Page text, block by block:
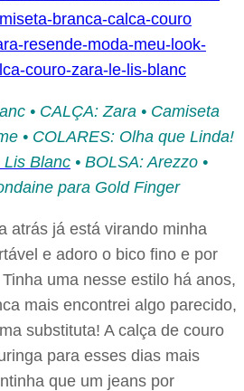
• CALÇA: Zara • Camiseta
• COLARES: Olha que Linda!
Lis Blanc • BOLSA: Arezzo •
para Gold Finger
atrás já está virando minha
e adoro o bico fino e por
uma nesse estilo há anos,
mais encontrei algo parecido,
substituta! A calça de couro
para esses dias mais
que um jeans por